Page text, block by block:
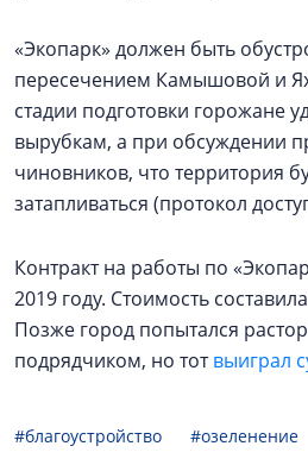
«Экопарк» должен быть
пересечением Камышовой и
стадии подготовки горожане
вырубкам, а при обсуждении
чиновников, что территория
затапливаться (протокол
Контракт на работы по
2019 году. Стоимость
Позже город попытался
подрядчиком, но тотвыиграл
#благоустройство #озеленение